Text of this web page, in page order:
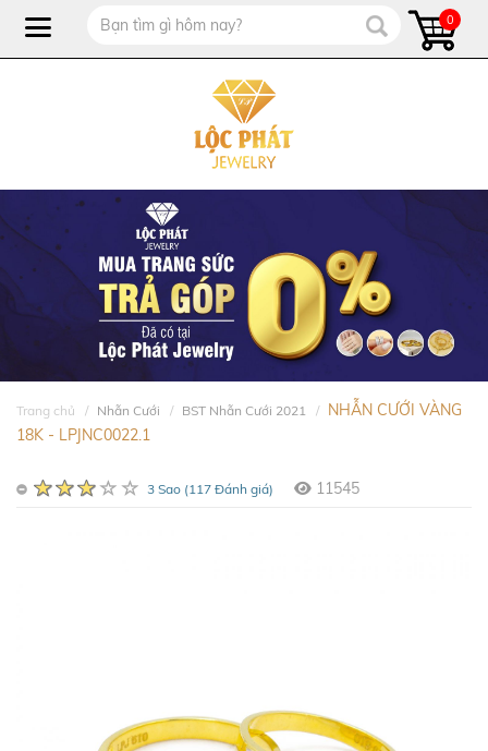
0
Trang chủ Nhẫn Cưới BST Nhẫn Cưới 2021
NHẪN CƯỚI VÀNG
18K - LPJNC0022.1
3 Sao (117 Đánh giá) 11545